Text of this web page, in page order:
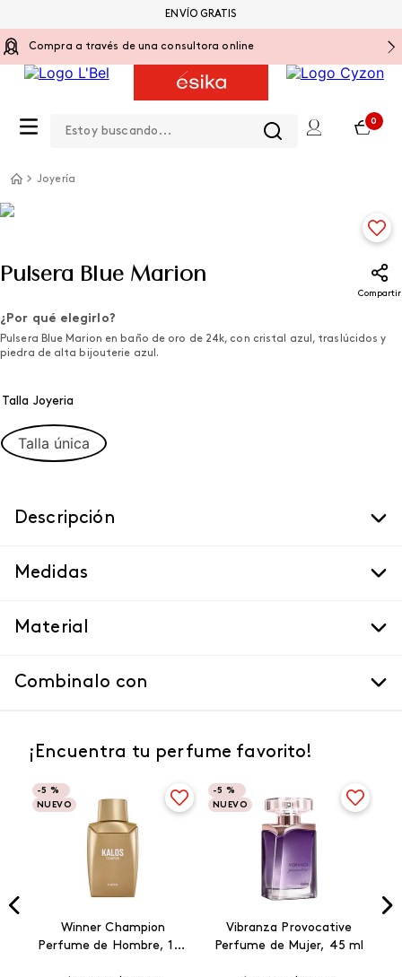
Compra a través de una consultora online
0
ENVÍO GRATIS
Joyería
Pulsera Blue Marion
Compartir
¿Por qué elegirlo?
Pulsera Blue Marion en baño de oro de 24k, con cristal azul, traslúcidos y
piedra de alta bijouterie azul.
Talla Joyeria
Talla única
Descripción
Medidas
Material
Combinalo con
¡Encuentra tu perfume favorito!
-5 %
NUEVO
Winner Champion
Perfume de Hombre, 100
-5 %
NUEVO
Vibranza Provocative
Perfume de Mujer, 45 ml